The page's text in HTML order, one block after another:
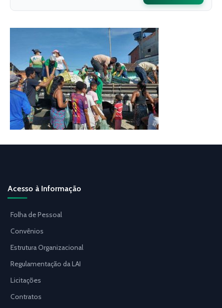
Acesso à Informação
Folha de Pessoal
Convênios
Estrutura Organizacional
Regulamentação da LAI
Licitações
Contratos